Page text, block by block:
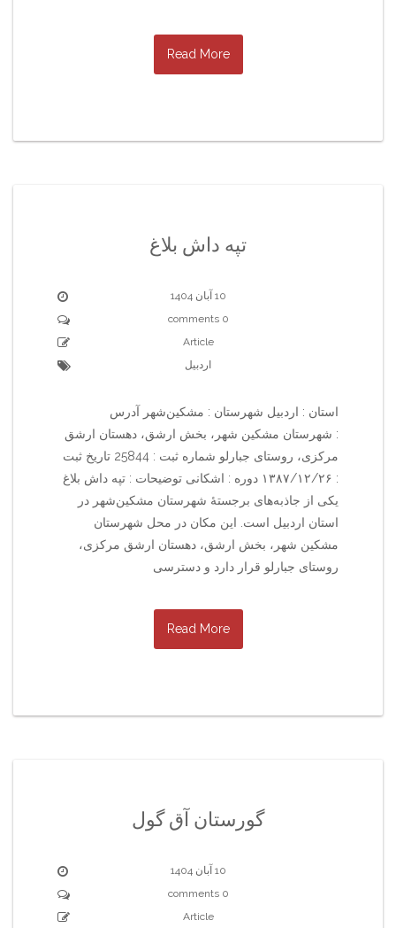
Read More
تپه داش بلاغ
10 آبان 1404
0 comments
Article
اردبیل
استان : اردبیل شهرستان : مشکین‌شهر آدرس
: شهرستان مشکین شهر، بخش ارشق، دهستان ارشق
مرکزی، روستای جبارلو شماره ثبت : 25844 تاریخ ثبت
: ۱۳۸۷/۱۲/۲۶ دوره : اشکانی توضیحات : تپه داش بلاغ
یکی از جاذبه‌های برجستهٔ شهرستان مشکین‌شهر در
استان اردبیل است. این مکان در محل شهرستان
مشکین شهر، بخش ارشق، دهستان ارشق مرکزی،
روستای جبارلو قرار دارد و دسترسی
Read More
گورستان آق گول
10 آبان 1404
0 comments
Article